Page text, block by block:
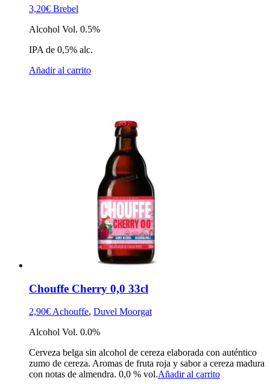
3,20€ Brebel
Alcohol Vol. 0.5%
IPA de 0,5% alc.
Añadir al carrito
Chouffe Cherry 0,0 33cl
2,90€ Achouffe, Duvel Moorgat
Alcohol Vol. 0.0%
Cerveza belga sin alcohol de cereza elaborada con auténtico
zumo de cereza. Aromas de fruta roja y sabor a cereza madura
con notas de almendra. 0,0 % vol.Añadir al carrito